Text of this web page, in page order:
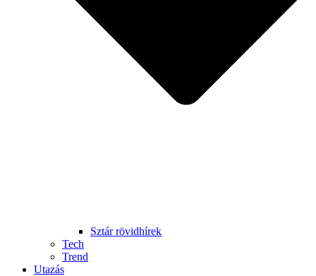
Sztár rövidhírek
Tech
Trend
Utazás